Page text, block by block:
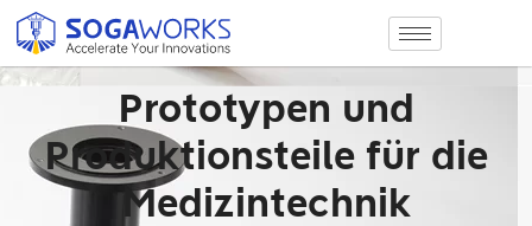
Prototypen und
Produktionsteile für die
Medizintechnik